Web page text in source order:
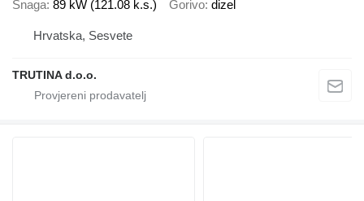
Snaga 89 kW (121.08 k.s.) Gorivo dizel
Hrvatska, Sesvete
TRUTINA d.o.o.